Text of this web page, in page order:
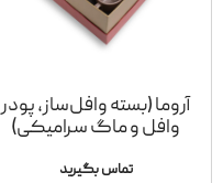
آروما (بسته وافل‌ساز، پودر
وافل و ماگ سرامیکی)
تماس بگیرید